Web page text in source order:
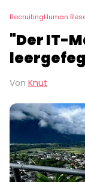
RecruitingHuman
"Der IT-
Von Knut